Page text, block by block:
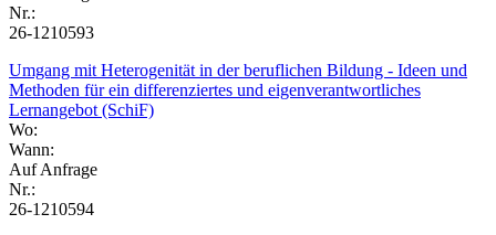
Nr.:
26-1210593
Umgang mit Heterogenität in der beruflichen Bildung - Ideen und
Methoden für ein differenziertes und eigenverantwortliches
Lernangebot (SchiF)
Wo:
Wann:
Auf Anfrage
Nr.:
26-1210594